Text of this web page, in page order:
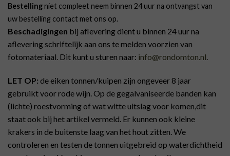
Bestelling niet compleet neem binnen 24 uur na ontvangst van
uw bestelling contact met ons op.
Beschadigingen bij aflevering dient u binnen 24 uur na
aflevering schriftelijk aan ons te melden voorzien van
fotomateriaal. Dit kunt u sturen naar: info@rondomton.nl
LET OP: de eiken tonnen/kuipen zijn ongeveer 8 jaar
gebruikt voor rode wijn. Op de gegalvaniseerde banden kan
(lichte) roestvorming of wat witte uitslag voor komen,dit
staat ook bij het artikel vermeld. Er kunnen ook kleine
krakers in de buitenste laag van het hout zitten. We
controleren en testen de tonnen uitgebreid op waterdichtheid